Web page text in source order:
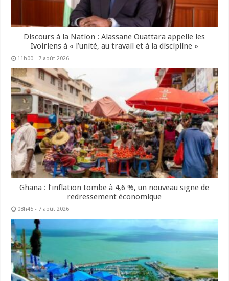
Discours à la Nation : Alassane Ouattara appelle les
Ivoiriens à « l’unité, au travail et à la discipline »
11h00 - 7 août 2026
Ghana : l’inflation tombe à 4,6 %, un nouveau signe de
redressement économique
08h45 - 7 août 2026